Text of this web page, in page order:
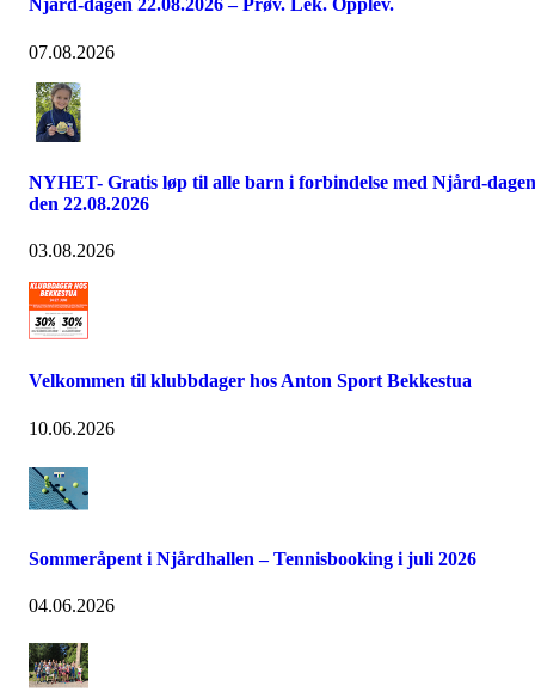
Njård-dagen 22.08.2026 – Prøv. Lek. Opplev.
07.08.2026
NYHET- Gratis løp til alle barn i forbindelse med Njård-dagen
den 22.08.2026
03.08.2026
Velkommen til klubbdager hos Anton Sport Bekkestua
10.06.2026
Sommeråpent i Njårdhallen – Tennisbooking i juli 2026
04.06.2026